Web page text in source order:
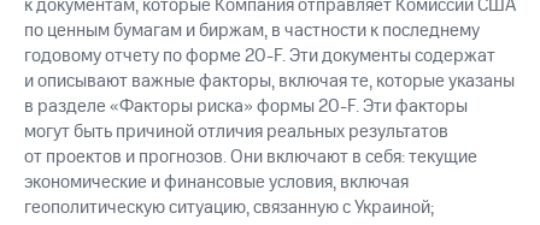
к документам, которые Компания отправляет Комиссии США
по ценным бумагам и биржам, в частности к последнему
годовому отчету по форме 20-F. Эти документы содержат
и описывают важные факторы, включая те, которые указаны
в разделе «Факторы риска» формы 20-F. Эти факторы
могут быть причиной отличия реальных результатов
от проектов и прогнозов. Они включают в себя: текущие
экономические и финансовые условия, включая
геополитическую ситуацию, связанную с Украиной;